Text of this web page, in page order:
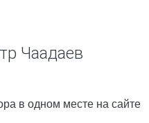
Чаадаев
в одном месте на сайте